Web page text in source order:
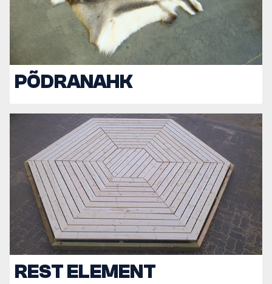
PÕDRANAHK
REST ELEMENT